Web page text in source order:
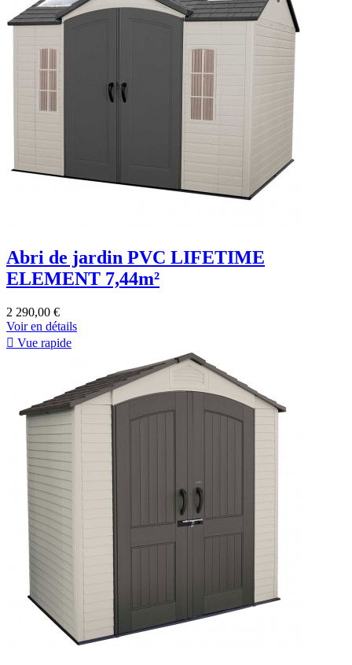
Abri de jardin PVC LIFETIME
ELEMENT 7,44m²
2 290,00 €
Voir en détails
 Vue rapide